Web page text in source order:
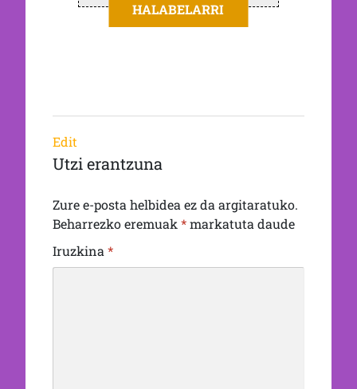
HALABELARRI
Edit
Utzi erantzuna
Zure e-posta helbidea ez da argitaratuko.
Beharrezko eremuak *markatuta daude
Iruzkina *